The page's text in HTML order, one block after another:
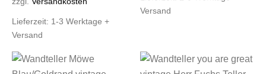
Lieferzeit: 1-3 Werktage +
Versand
Versand